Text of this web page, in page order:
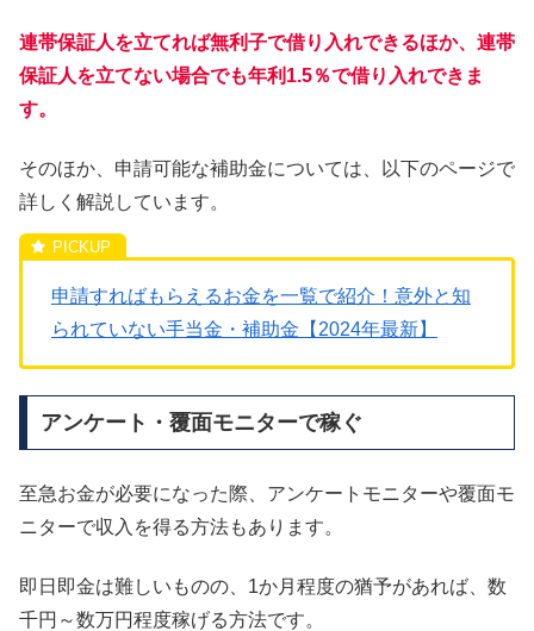
連帯保証人を立てれば無利子で借り入れできるほか、連帯
保証人を立てない場合でも年利1.5％で借り入れできま
す。
そのほか、申請可能な補助金については、以下のページで
詳しく解説しています。
申請すればもらえるお金を一覧で紹介！意外と知
られていない手当金・補助金【2024年最新】
アンケート・覆面モニターで稼ぐ
至急お金が必要になった際、アンケートモニターや覆面モ
ニターで収入を得る方法もあります。
即日即金は難しいものの、1か月程度の猶予があれば、数
千円～数万円程度稼げる方法です。